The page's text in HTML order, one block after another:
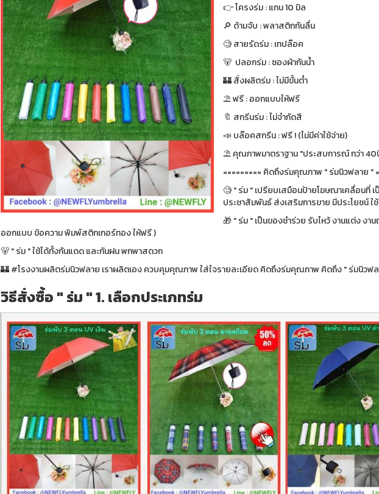
👉 โครงร่ม : แกน 10 มิล
🔎 ด้ามจับ : พลาสติกกันลื่น
🧐 สายรัดร่ม : เทปล๊อค
🐻 ปลอกร่ม : ซองผ้ากันน้ำ
🏰 สั่งผลิตร่ม : ไม่มีขั้นต่ำ
⛱ ฟรี : ออกแบบให้ฟรี
🔖 สกรีนร่ม : ไม่จำกัดสี
📣 บล๊อคสกรีน : ฟรี ! (ไม่มีค่าใช้จ่าย)
⛱ คุณภาพมาตราฐาน "ประสบการณ์ กว่า
========= คิดถึงร่มคุณภาพ " ร่มนิวฟลาย "
🧐 " ร่ม " เปรียบเสมือนป้ายโฆษณาเคลื่อนที่ เ
ประชาสัมพันธ์ ส่งเสริมการขาย มีประโยชน์ ใ
🎁 " ร่ม " เป็นของชำร่วย รับไหว้ งานแต่ง งา
ออกแบบ ข้อความ พิมพ์สติกเกอร์ทอง ให้ฟรี )
🐻 " ร่ม " ใช้ได้ทั้งกันแดด และกันฝน พกพาสดวก
🏰 #โรงงานผลิตร่มนิวฟลาย เราผลิตเอง ควบคุมคุณภาพ ใส่ใจรายละเอียด คิดถึงร่มคุณภาพ คิดถึง " ร่มนิวฟ
วิธีสั่งซื้อ " ร่ม " 1. เลือกประเภทร่ม